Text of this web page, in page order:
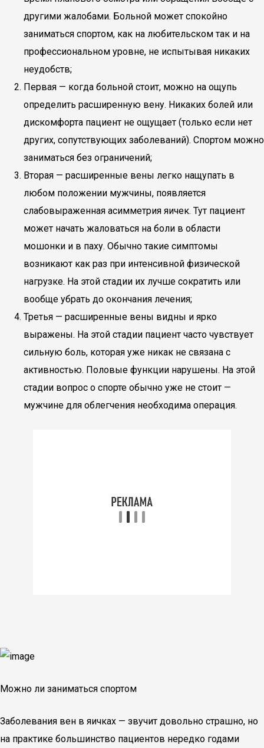
другими жалобами. Больной может спокойно
заниматься спортом, как на любительском так и на
профессиональном уровне, не испытывая никаких
неудобств;
Первая — когда больной стоит, можно на ощупь
определить расширенную вену. Никаких болей или
дискомфорта пациент не ощущает (только если нет
других, сопутствующих заболеваний). Спортом можно
заниматься без ограничений;
Вторая — расширенные вены легко нащупать в
любом положении мужчины, появляется
слабовыраженная асимметрия яичек. Тут пациент
может начать жаловаться на боли в области
мошонки и в паху. Обычно такие симптомы
возникают как раз при интенсивной физической
нагрузке. На этой стадии их лучше сократить или
вообще убрать до окончания лечения;
Третья — расширенные вены видны и ярко
выражены. На этой стадии пациент часто чувствует
сильную боль, которая уже никак не связана с
активностью. Половые функции нарушены. На этой
стадии вопрос о спорте обычно уже не стоит —
мужчине для облегчения необходима операция.
Можно ли заниматься спортом
Заболевания вен в яичках — звучит довольно страшно, но
на практике большинство пациентов нередко годами